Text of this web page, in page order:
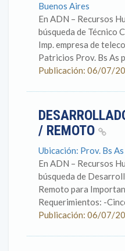
Buenos Aires
En ADN – Recursos
búsqueda de Técnico
Imp. empresa de
Patricios Prov. Bs As
Publicación: 06/07/
/ REMOTO
Ubicación: Prov. Bs
En ADN – Recursos
búsqueda de
Remoto para
Requerimientos: -
Publicación: 06/07/